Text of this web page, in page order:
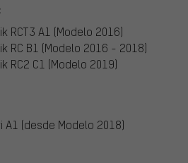
RCT3 A1 (Modelo 2016)
RC B1 (Modelo 2016 - 2018)
RC2 C1 (Modelo 2019)
A1 (desde Modelo 2018)